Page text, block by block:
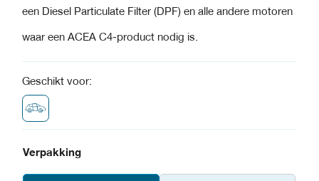
een Diesel Particulate Filter (DPF) en alle andere motoren
waar een ACEA C4-product nodig is.
Geschikt voor:
Verpakking